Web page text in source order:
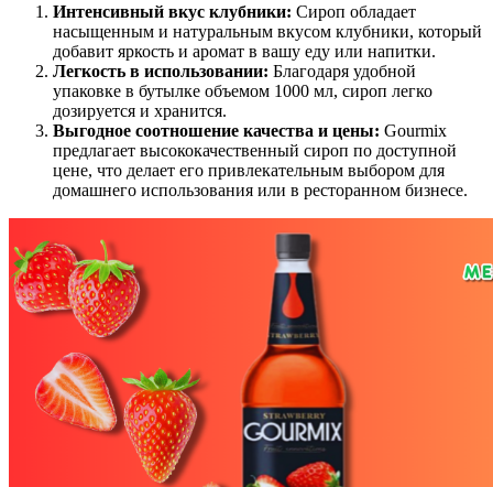
Интенсивный вкус клубники: Сироп обладает
насыщенным и натуральным вкусом клубники, который
добавит яркость и аромат в вашу еду или напитки.
Легкость в использовании: Благодаря удобной
упаковке в бутылке объемом 1000 мл, сироп легко
дозируется и хранится.
Выгодное соотношение качества и цены: Gourmix
предлагает высококачественный сироп по доступной
цене, что делает его привлекательным выбором для
домашнего использования или в ресторанном бизнесе.